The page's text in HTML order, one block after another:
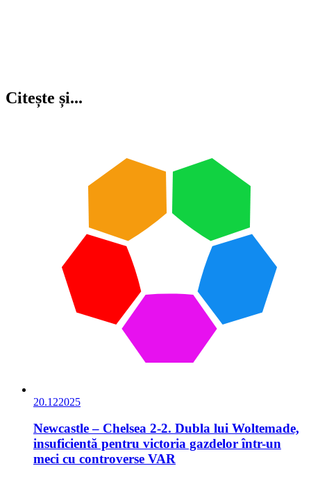
Citește și...
20.122025
Newcastle – Chelsea 2-2. Dubla lui Woltemade,
insuficientă pentru victoria gazdelor într-un
meci cu controverse VAR